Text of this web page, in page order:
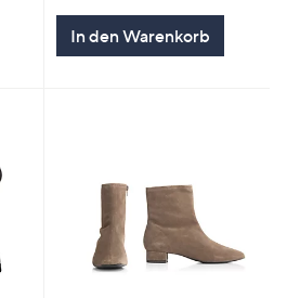
In den Warenkorb